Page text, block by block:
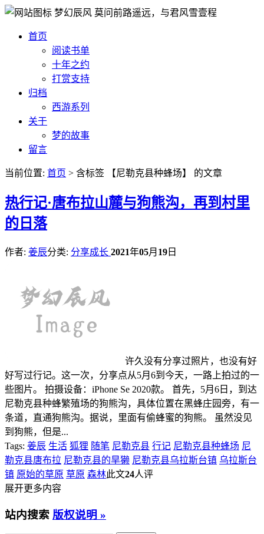
梦幻辰风 莫问前路遥远，与君风雪壹程
首页
阅读书单
十年之约
打赏支持
归档
西游系列
关于
梦的故事
留言
当前位置: 首页 > 含标签 【尼勒克县种蜂场】 的文章
热行记·唐布拉山麓与狗熊沟，再到村里
的日落
作者: 姜辰分类: 分享成长 2021年05月 19 日
许久没有分享过照片，也没有好
好写过行记。这一次，分享点从5月6到今天，一路上拍过的一
些图片。 拍摄设备：iPhone Se 2020款。 首先，5月6日，到达
尼勒克县种蜂繁殖场的狗熊沟，具体位置在黑蜂庄园旁，有一
条道，直通狗熊沟。据说，里面有偷蜂蜜的狗熊。 虽然没见
到狗熊，但是...
Tags: 姜辰 生活 狐狸 随笔 尼勒克县 行记 尼勒克县种蜂场 尼
勒克县唐布拉 尼勒克县的旱獭 尼勒克县乌拉斯台镇 乌拉斯台
镇 原始的草原 草原 森林此文24人评
展开更多内容
站内搜索 版权说明 »